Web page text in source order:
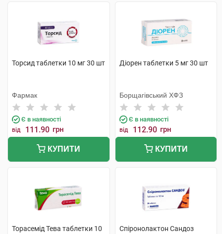
Торсид таблетки 10 мг 30 шт
Фармак
Є в наявності
від 111.90 грн
КУПИТИ
Діорен таблетки 5 мг 30 шт
Борщагівський ХФЗ
Є в наявності
від 112.90 грн
КУПИТИ
Торасемід Тева таблетки 10
Спіронолактон Сандоз